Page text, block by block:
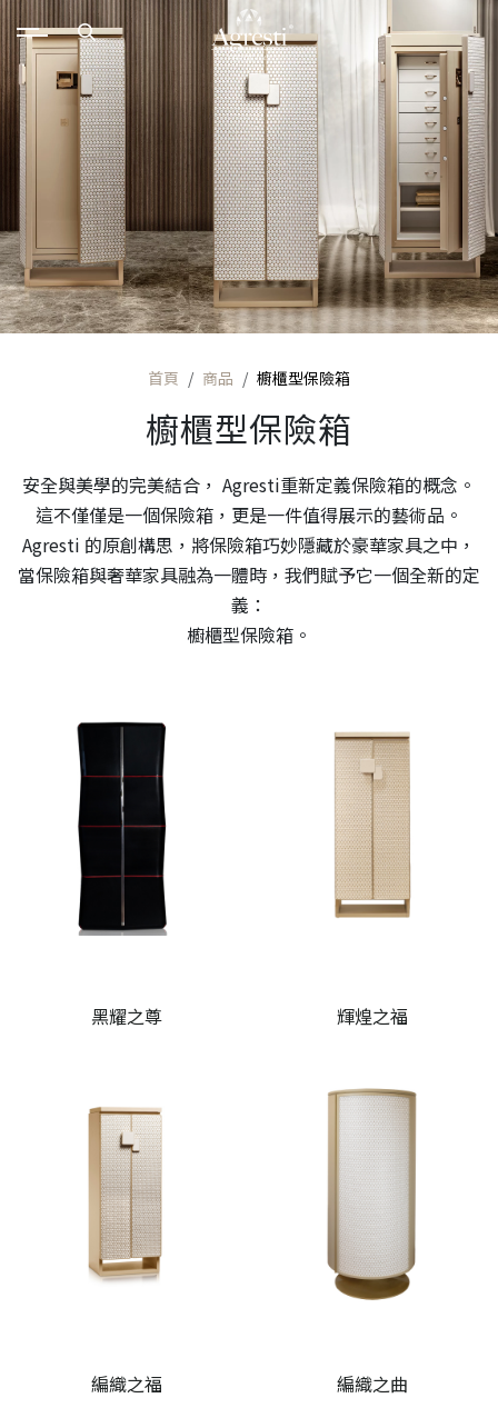
首頁 商品 櫥櫃型保險箱
櫥櫃型保險箱
安全與美學的完美結合， Agresti重新定義保險箱的概念。
這不僅僅是一個保險箱，更是一件值得展示的藝術品。
Agresti 的原創構思，將保險箱巧妙隱藏於豪華家具之中，
當保險箱與奢華家具融為一體時，我們賦予它一個全新的定
義：
櫥櫃型保險箱。
黑耀之尊 輝煌之福
編織之福 編織之曲